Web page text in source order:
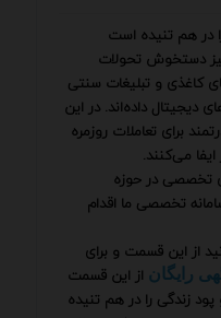
در هم تنیده است
دستخوش تحولات
کاغذی و تبلیغات سنتی
دیجیتال داده‌اند. در این
برای تعاملات روزمره
می‌کنند.
تخصصی در حوزه
تخصصی ما اقدام
از این قسمت و برای
رایگان از این قسمت
پود زندگی را در هم تنیده